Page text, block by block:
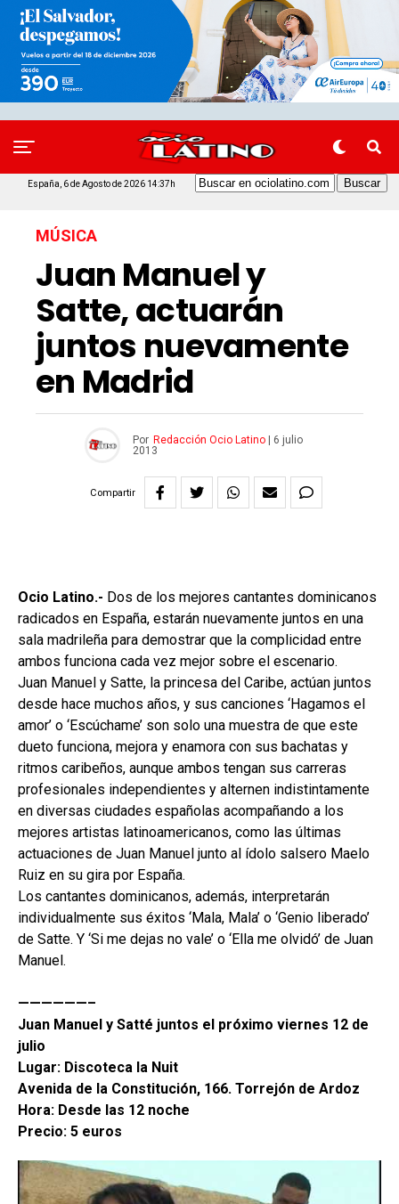
España, 6 de Agosto de 2026 14:37h
MÚSICA
Juan Manuel y
Satte, actuarán
juntos nuevamente
en Madrid
Por Redacción Ocio Latino
6 julio
2013
Compartir
Ocio Latino.- Dos de los mejores cantantes dominicanos
radicados en España, estarán nuevamente juntos en una
sala madrileña para demostrar que la complicidad entre
ambos funciona cada vez mejor sobre el escenario.
Juan Manuel y Satte, la princesa del Caribe, actúan juntos
desde hace muchos años, y sus canciones ‘Hagamos el
amor’ o ‘Escúchame’ son solo una muestra de que este
dueto funciona, mejora y enamora con sus bachatas y
ritmos caribeños, aunque ambos tengan sus carreras
profesionales independientes y alternen indistintamente
en diversas ciudades españolas acompañando a los
mejores artistas latinoamericanos, como las últimas
actuaciones de Juan Manuel junto al ídolo salsero Maelo
Ruiz en su gira por España.
Los cantantes dominicanos, además, interpretarán
individualmente sus éxitos ‘Mala, Mala’ o ‘Genio liberado’
de Satte. Y ‘Si me dejas no vale’ o ‘Ella me olvidó’ de Juan
Manuel.
——————–
Juan Manuel y Satté juntos el próximo viernes 12 de
julio
Lugar: Discoteca la Nuit
Avenida de la Constitución, 166. Torrejón de Ardoz
Hora: Desde las 12 noche
Precio: 5 euros